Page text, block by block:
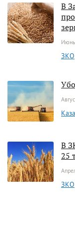
В
ЗКО
В
25
ЗКО